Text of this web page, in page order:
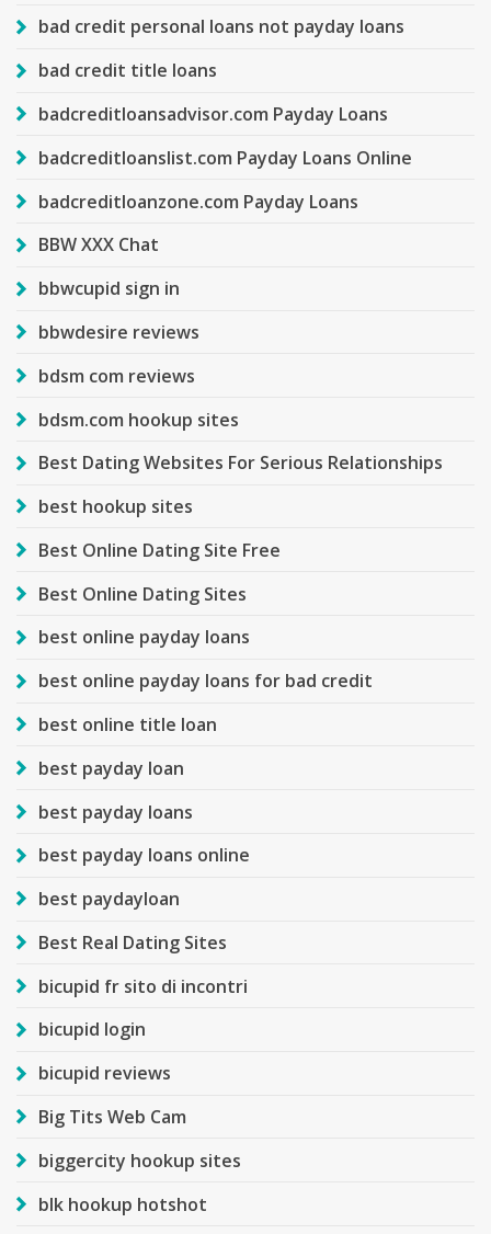
bad credit personal loans not payday loans
bad credit title loans
badcreditloansadvisor.com Payday Loans
badcreditloanslist.com Payday Loans Online
badcreditloanzone.com Payday Loans
BBW XXX Chat
bbwcupid sign in
bbwdesire reviews
bdsm com reviews
bdsm.com hookup sites
Best Dating Websites For Serious Relationships
best hookup sites
Best Online Dating Site Free
Best Online Dating Sites
best online payday loans
best online payday loans for bad credit
best online title loan
best payday loan
best payday loans
best payday loans online
best paydayloan
Best Real Dating Sites
bicupid fr sito di incontri
bicupid login
bicupid reviews
Big Tits Web Cam
biggercity hookup sites
blk hookup hotshot